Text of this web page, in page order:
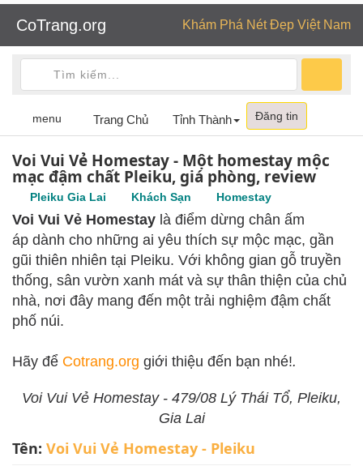
CoTrang.org Khám Phá Nét Đẹp Việt Nam
menu Toggle
navigation
Trang Chủ Tỉnh Thành Đăng tin
Voi Vui Vẻ Homestay - Một homestay mộc
mạc đậm chất Pleiku, giá phòng, review
Pleiku Gia Lai Khách Sạn Homestay
Voi Vui Vẻ Homestay là điểm dừng chân ấm
áp dành cho những ai yêu thích sự mộc mạc, gần
gũi thiên nhiên tại Pleiku. Với không gian gỗ truyền
thống, sân vườn xanh mát và sự thân thiện của chủ
nhà, nơi đây mang đến một trải nghiệm đậm chất
phố núi.
Hãy để Cotrang.org giới thiệu đến bạn nhé!.
Voi Vui Vẻ Homestay - 479/08 Lý Thái Tổ, Pleiku,
Gia Lai
Tên: Voi Vui Vẻ Homestay - Pleiku